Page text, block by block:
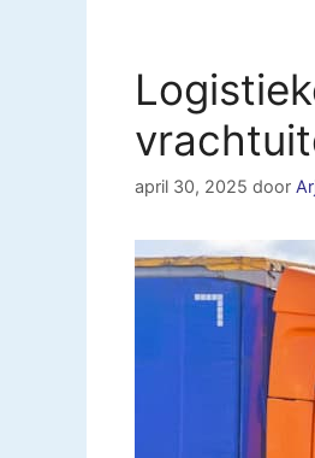
april 30, 2025 door